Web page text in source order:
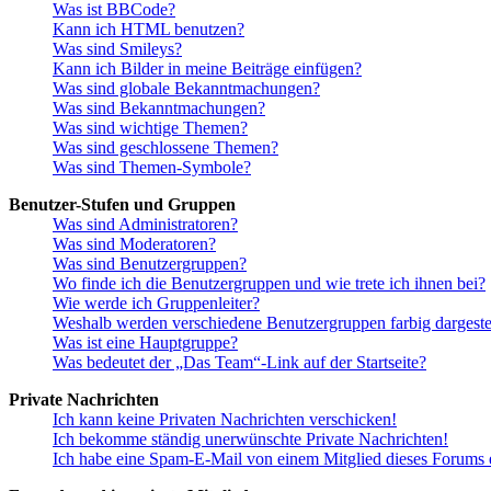
Was ist BBCode?
Kann ich HTML benutzen?
Was sind Smileys?
Kann ich Bilder in meine Beiträge einfügen?
Was sind globale Bekanntmachungen?
Was sind Bekanntmachungen?
Was sind wichtige Themen?
Was sind geschlossene Themen?
Was sind Themen-Symbole?
Benutzer-Stufen und Gruppen
Was sind Administratoren?
Was sind Moderatoren?
Was sind Benutzergruppen?
Wo finde ich die Benutzergruppen und wie trete ich ihnen bei?
Wie werde ich Gruppenleiter?
Weshalb werden verschiedene Benutzergruppen farbig
Was ist eine Hauptgruppe?
Was bedeutet der „Das Team“-Link auf der Startseite?
Private Nachrichten
Ich kann keine Privaten Nachrichten verschicken!
Ich bekomme ständig unerwünschte Private Nachrichten!
Ich habe eine Spam-E-Mail von einem Mitglied dieses Forums